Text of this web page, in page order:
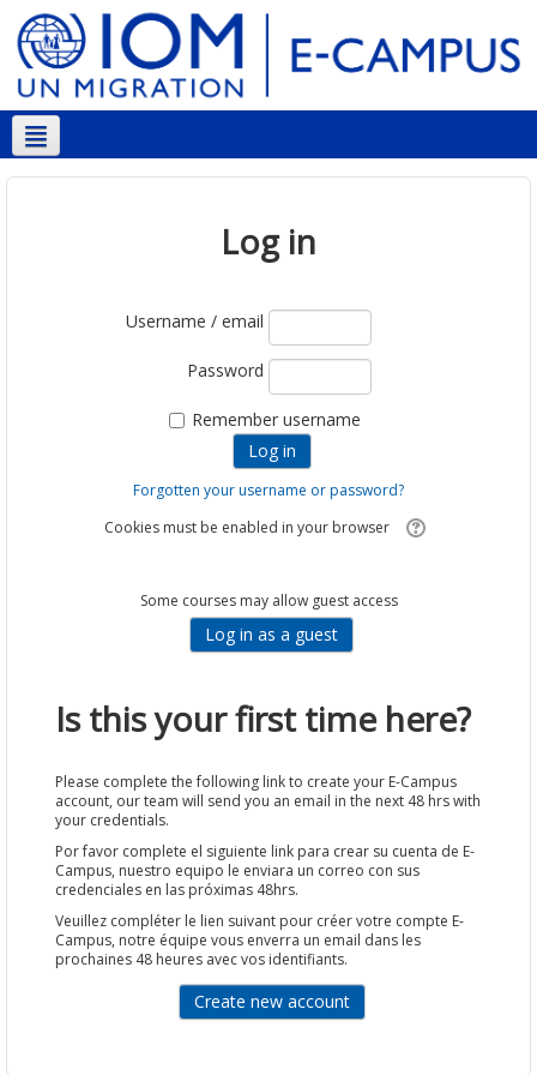
English ‎(en)‎
Log in
Username / email
Password
Remember username
Forgotten your username or password?
Cookies must be enabled in your browser
Some courses may allow guest access
Is this your first time here?
Please complete the following link to create your E-Campus
account, our team will send you an email in the next 48 hrs with
your credentials.
Por favor complete el siguiente link para crear su cuenta de E-
Campus, nuestro equipo le enviara un correo con sus
credenciales en las próximas 48hrs.
Veuillez compléter le lien suivant pour créer votre compte E-
Campus, notre équipe vous enverra un email dans les
prochaines 48 heures avec vos identifiants.